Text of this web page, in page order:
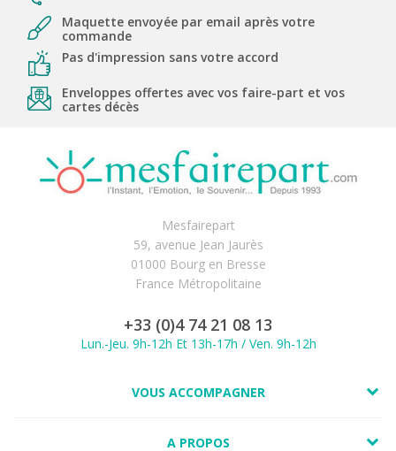
Maquette envoyée par email après votre
commande
Pas d'impression sans votre accord
Enveloppes offertes avec vos faire-part et vos
cartes décès
Mesfairepart
59, avenue Jean Jaurès
01000 Bourg en Bresse
France Métropolitaine
+33 (0)4 74 21 08 13
Lun.-Jeu. 9h-12h Et 13h-17h / Ven. 9h-12h
VOUS ACCOMPAGNER
A PROPOS